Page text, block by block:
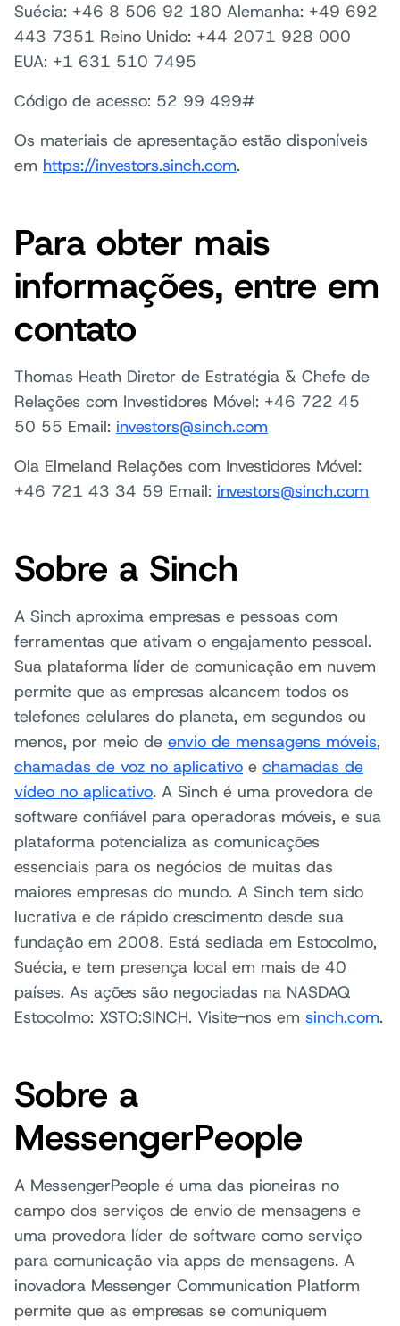
Suécia: +46 8 506 92 180 Alemanha: +49 692
443 7351 Reino Unido: +44 2071 928 000
EUA: +1 631 510 7495
Código de acesso: 52 99 499#
Os materiais de apresentação estão disponíveis
em https://investors.sinch.com.
Para obter mais
informações, entre em
contato
Thomas Heath Diretor de Estratégia & Chefe de
Relações com Investidores Móvel: +46 722 45
50 55 Email: investors@sinch.com
Ola Elmeland Relações com Investidores Móvel:
+46 721 43 34 59 Email: investors@sinch.com
Sobre a Sinch
A Sinch aproxima empresas e pessoas com
ferramentas que ativam o engajamento pessoal.
Sua plataforma líder de comunicação em nuvem
permite que as empresas alcancem todos os
telefones celulares do planeta, em segundos ou
menos, por meio de envio de mensagens móveis,
chamadas de voz no aplicativo e chamadas de
vídeo no aplicativo. A Sinch é uma provedora de
software confiável para operadoras móveis, e sua
plataforma potencializa as comunicações
essenciais para os negócios de muitas das
maiores empresas do mundo. A Sinch tem sido
lucrativa e de rápido crescimento desde sua
fundação em 2008. Está sediada em Estocolmo,
Suécia, e tem presença local em mais de 40
países. As ações são negociadas na NASDAQ
Estocolmo: XSTO:SINCH. Visite-nos em sinch.com.
Sobre a
MessengerPeople
A MessengerPeople é uma das pioneiras no
campo dos serviços de envio de mensagens e
uma provedora líder de software como serviço
para comunicação via apps de mensagens. A
inovadora Messenger Communication Platform
permite que as empresas se comuniquem